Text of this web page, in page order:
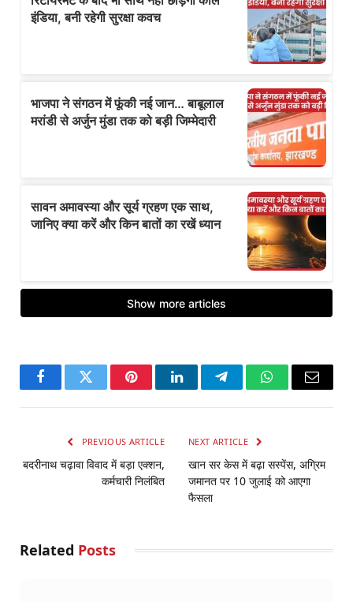
FacebookTwitter PinterestLinkedInTelegramWhatsApp
Email
PREVIOUS ARTICLE
बदरीनाथ चढ़ावा विवाद में बड़ा एक्शन,
कर्मचारी निलंबित
NEXT ARTICLE
खान सर केस में बढ़ा सस्पेंस, अग्रिम
जमानत पर 10 जुलाई को आएगा
फैसला
Related Posts